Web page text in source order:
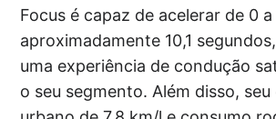
Focus é capaz de acelerar de 0
aproximadamente 10,1
uma experiência de condução
o seu segmento. Além disso,